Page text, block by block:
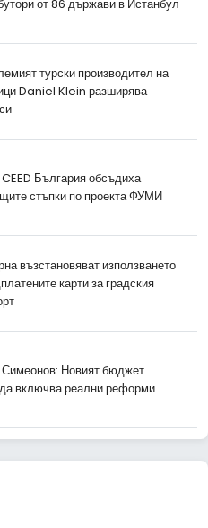
от 86 държави в Истанбул
турски производител на
Daniel Klein разширява
България обсъдиха
стъпки по проекта ФУМИ
възстановяват използването
карти за градския
Новият бюджет
включва реални реформи